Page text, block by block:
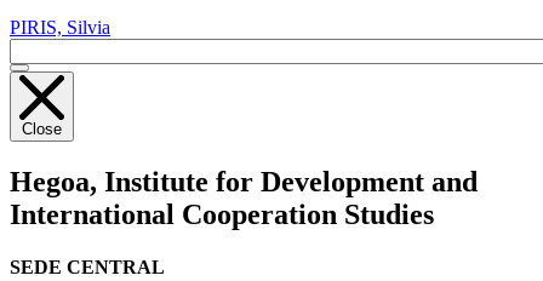
PIRIS, Silvia
Close
Hegoa, Institute for Development and
International Cooperation Studies
SEDE CENTRAL